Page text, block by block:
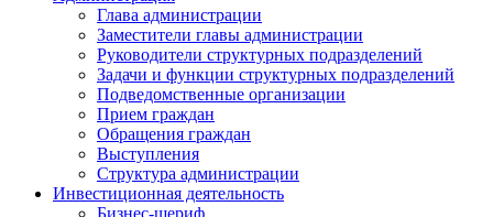
Глава администрации
Заместители главы администрации
Руководители структурных подразделений
Задачи и функции структурных подразделений
Подведомственные организации
Прием граждан
Обращения граждан
Выступления
Структура администрации
Инвестиционная деятельность
Бизнес-шериф